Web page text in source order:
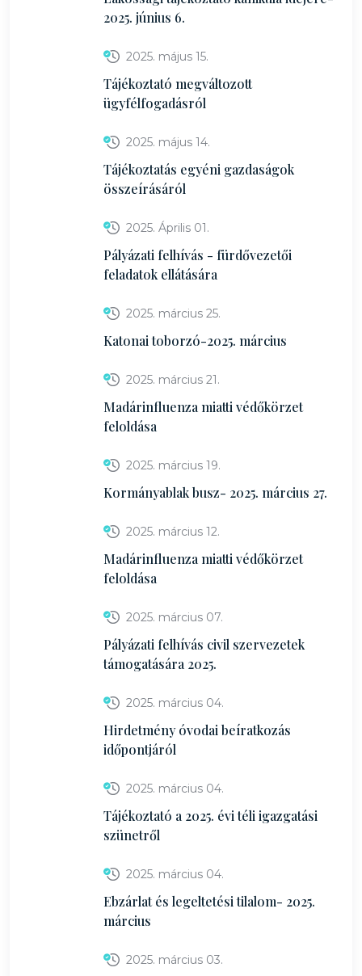
2025. június 6.
2025. május 15.
Tájékoztató megváltozott
ügyfélfogadásról
2025. május 14.
Tájékoztatás egyéni gazdaságok
összeírásáról
2025. Április 01.
Pályázati felhívás - fürdővezetői
feladatok ellátására
2025. március 25.
Katonai toborzó-2025. március
2025. március 21.
Madárinfluenza miatti védőkörzet
feloldása
2025. március 19.
Kormányablak busz- 2025. március 27.
2025. március 12.
Madárinfluenza miatti védőkörzet
feloldása
2025. március 07.
Pályázati felhívás civil szervezetek
támogatására 2025.
2025. március 04.
Hirdetmény óvodai beíratkozás
időpontjáról
2025. március 04.
Tájékoztató a 2025. évi téli igazgatási
szünetről
2025. március 04.
Ebzárlat és legeltetési tilalom- 2025.
március
2025. március 03.